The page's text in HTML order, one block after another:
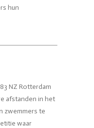
hun
NZ Rotterdam
afstanden in het
zwemmers te
waar